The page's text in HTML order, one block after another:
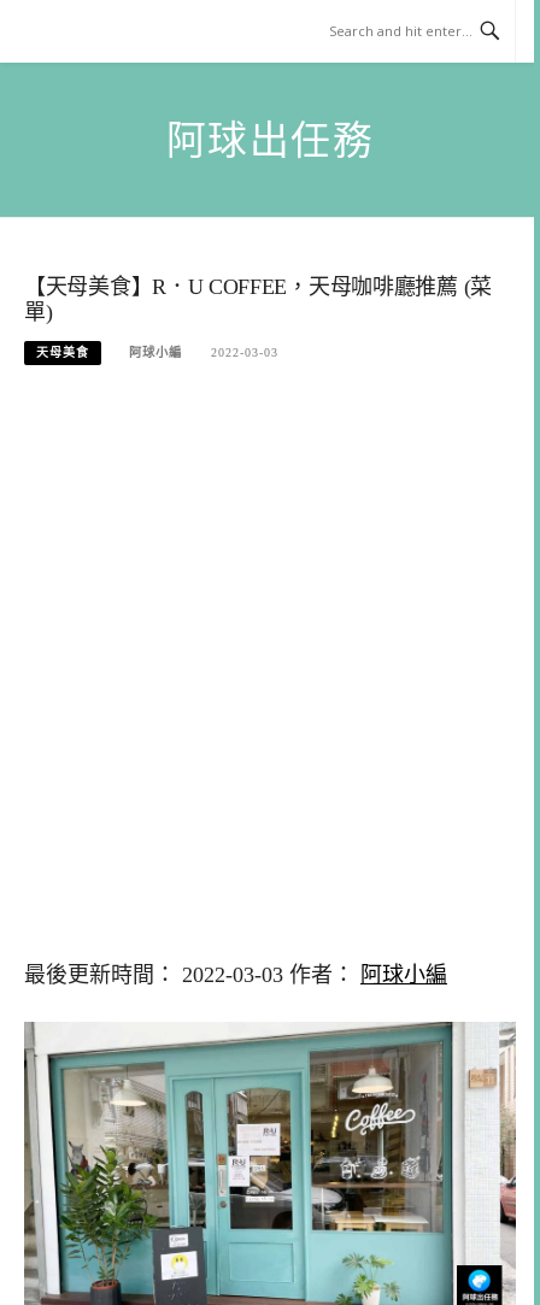
content
阿球出任務
【天母美食】R．U COFFEE，天母咖啡廳推薦 (菜
單)
天母美食 阿球小編 2022-03-03
最後更新時間： 2022-03-03 作者： 阿球小編